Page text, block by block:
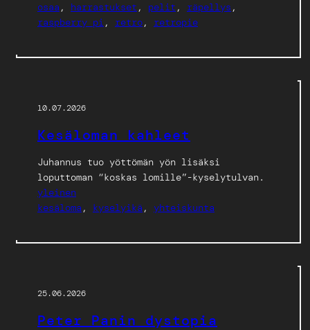
osaa , harrastukset , pelit , räpellys
raspberry pi , retro, retropie
10.07.2026
Kesäloman kahleet
Juhannus tuo yöttömän yön lisäksi
loputtoman “koskas lomille”-kyselytulvan.
yleinen
kesäloma , kyselyikä , yhteiskunta
25.06.2026
Peter Panin dystopia